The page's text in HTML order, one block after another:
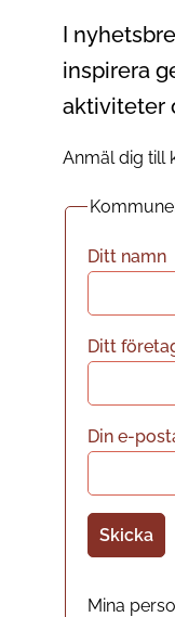
I
inspirera
aktiviteter
Anmäl dig till
Ditt namn
Ditt
Din e-
Mina